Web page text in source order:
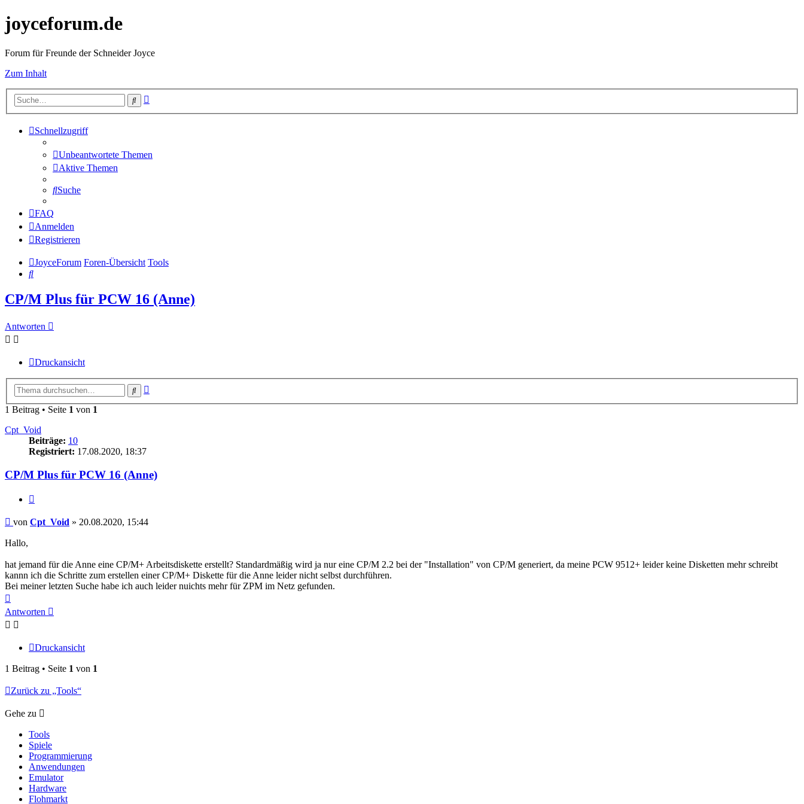
joyceforum.de
Forum für Freunde der Schneider Joyce
Zum Inhalt
Suche
Schnellzugriff
Unbeantwortete Themen
Aktive Themen
Suche
FAQ
Anmelden
Registrieren
JoyceForum Foren-Übersicht Tools
Suche
CP/M Plus für PCW 16 (Anne)
Antworten
Druckansicht
Suche
1 Beitrag • Seite 1 von 1
Cpt_Void
Beiträge: 10
Registriert: 17.08.2020, 18:37
CP/M Plus für PCW 16 (Anne)
Beitrag
von Cpt_Void » 20.08.2020, 15:44
Hallo,
hat jemand für die Anne eine CP/M+ Arbeitsdiskette erstellt? Standardmäßig wird ja nur eine CP/M 2.2 bei der "Installation" von CP/M generiert, da meine PCW 9512+ leider keine Disketten mehr schreibt
kannn ich die Schritte zum erstellen einer CP/M+ Diskette für die Anne leider nicht selbst durchführen.
Bei meiner letzten Suche habe ich auch leider nuichts mehr für ZPM im Netz gefunden.
oben
Antworten
Druckansicht
1 Beitrag • Seite 1 von 1
Zurück zu „Tools“
Gehe zu
Tools
Spiele
Programmierung
Anwendungen
Emulator
Hardware
Flohmarkt